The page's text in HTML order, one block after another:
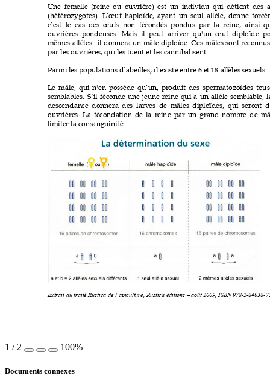
Une femelle (reine ou ouvrière) est un individu qui détient des
(hétérozygotes). L’œuf haploïde, ayant un seul allèle, donne
c’est le cas des œufs non fécondés pondus par la reine, ainsi
ouvrières pondeuses. Mais il peut arriver qu'un œuf diploïde
mêmes allèles : il donnera un mâle diploïde. Ces mâles sont rec
par les ouvrières, qui les tuent et les cannibalisent.
Parmi les populations d`abeilles, il existe entre 6 et 18 allèles sexuels.
Le mâle, qui n'en possède qu’un, produit des spermatozoïdes
semblables. S`il féconde une jeune reine qui a un allèle semblable,
descendance donnera des larves de mâles diploïdes, qui seront
ouvrières. La fécondation de la reine par un grand nombre de
limiter la consanguinité.
Extrait du traité Rustica de l’apiculture, Rustica éditions – août 2009, ISBN 978-2-84038-
1 /2 100%
Documents connexes